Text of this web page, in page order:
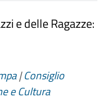
e delle Ragazze:
|Consiglio
e Cultura